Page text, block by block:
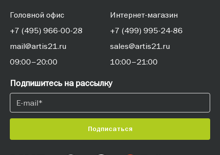
Головной офис
+7 (495) 966-00-28
mail@artis21.ru
09:00–20:00
Интернет-магазин
+7 (499) 995-24-86
sales@artis21.ru
10:00–21:00
Подпишитесь на рассылку
Подписаться